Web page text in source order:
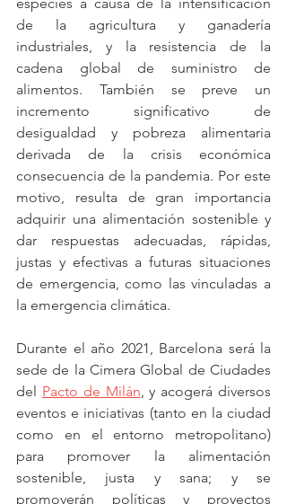
de la agricultura y ganadería
industriales, y la resistencia de la
cadena global de suministro de
alimentos. También se preve un
incremento significativo de
desigualdad y pobreza alimentaria
derivada de la crisis económica
consecuencia de la pandemia. Por este
motivo, resulta de gran importancia
adquirir una alimentación sostenible y
dar respuestas adecuadas, rápidas,
justas y efectivas a futuras situaciones
de emergencia, como las vinculadas a
la emergencia climática.
Durante el año 2021, Barcelona será la
sede de la Cimera Global de Ciudades
del Pacto de Milán, y acogerá diversos
eventos e iniciativas (tanto en la ciudad
como en el entorno metropolitano)
para promover la alimentación
sostenible, justa y sana; y se
promoverán políticas y proyectos